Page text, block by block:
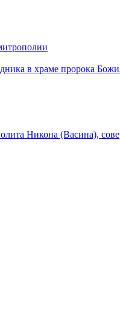
в храме пророка
Никона (Васина),